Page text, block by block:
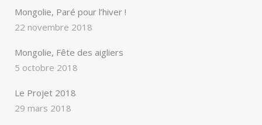
Mongolie, Paré pour l’hiver !
22 novembre 2018
Mongolie, Fête des aigliers
5 octobre 2018
Le Projet 2018
29 mars 2018